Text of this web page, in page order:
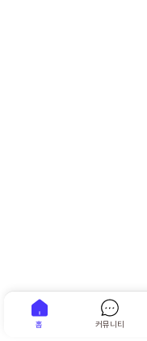
홈 커뮤니티